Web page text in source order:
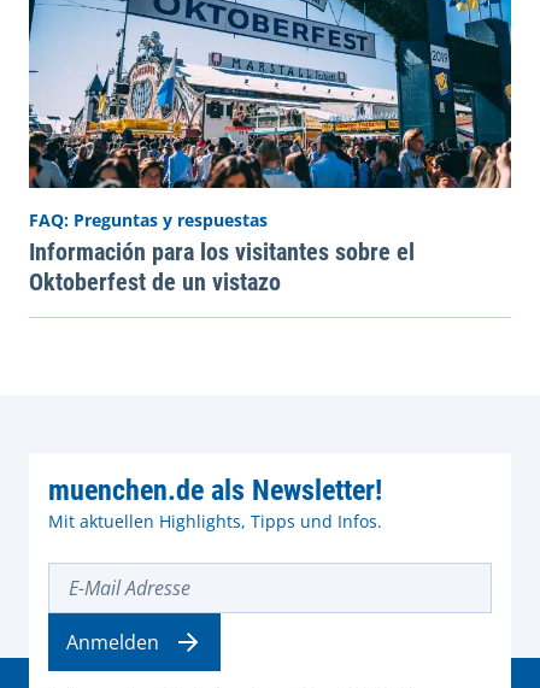
FAQ: Preguntas y respuestas
Información para los visitantes sobre el
Oktoberfest de un vistazo
muenchen.de als Newsletter!
Mit aktuellen Highlights, Tipps und Infos.
Anmelden